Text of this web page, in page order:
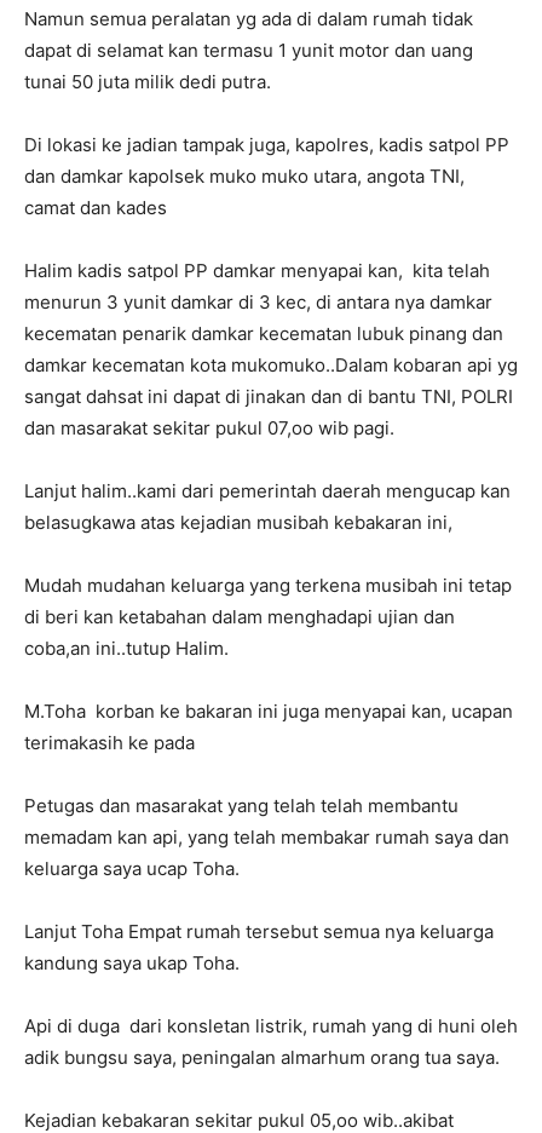
Namun semua peralatan yg ada di dalam rumah tidak
dapat di selamat kan termasu 1 yunit motor dan uang
tunai 50 juta milik dedi putra.
Di lokasi ke jadian tampak juga, kapolres, kadis satpol PP
dan damkar kapolsek muko muko utara, angota TNI,
camat dan kades
Halim kadis satpol PP damkar menyapai kan, kita telah
menurun 3 yunit damkar di 3 kec, di antara nya damkar
kecematan penarik damkar kecematan lubuk pinang dan
damkar kecematan kota mukomuko..Dalam kobaran api yg
sangat dahsat ini dapat di jinakan dan di bantu TNI, POLRI
dan masarakat sekitar pukul 07,oo wib pagi.
Lanjut halim..kami dari pemerintah daerah mengucap kan
belasugkawa atas kejadian musibah kebakaran ini,
Mudah mudahan keluarga yang terkena musibah ini tetap
di beri kan ketabahan dalam menghadapi ujian dan
coba,an ini..tutup Halim.
M.Toha korban ke bakaran ini juga menyapai kan, ucapan
terimakasih ke pada
Petugas dan masarakat yang telah telah membantu
memadam kan api, yang telah membakar rumah saya dan
keluarga saya ucap Toha.
Lanjut Toha Empat rumah tersebut semua nya keluarga
kandung saya ukap Toha.
Api di duga dari konsletan listrik, rumah yang di huni oleh
adik bungsu saya, peningalan almarhum orang tua saya.
Kejadian kebakaran sekitar pukul 05,oo wib..akibat